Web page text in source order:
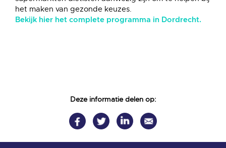
het maken van gezonde keuzes.
Bekijk hier het complete programma in Dordrecht.
Deze informatie delen op: